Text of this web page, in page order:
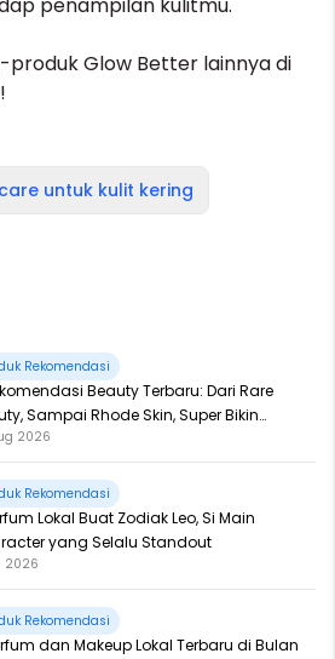
produkGlow Better lainnya di
untuk kulit kering
Rekomendasi
Beauty Terbaru: Dari Rare
Sampai Rhode Skin, Super Bikin
2026
Rekomendasi
Lokal Buat Zodiak Leo, Si Main
yang Selalu Standout
2026
Rekomendasi
dan Makeup Lokal Terbaru di Bulan